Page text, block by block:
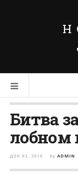
Битва
лобном
ДЕК 02, 2016 by ADMIN